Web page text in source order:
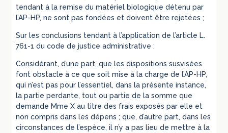
tendant à la remise du matériel biologique détenu par
l’AP-HP, ne sont pas fondées et doivent être rejetées ;
Sur les conclusions tendant à l’application de l’article L.
761-1 du code de justice administrative :
Considérant, d’une part, que les dispositions susvisées
font obstacle à ce que soit mise à la charge de l’AP-HP,
qui n’est pas pour l’essentiel, dans la présente instance,
la partie perdante, tout ou partie de la somme que
demande Mme X au titre des frais exposés par elle et
non compris dans les dépens ; que, d’autre part, dans les
circonstances de l’espèce, il n’y a pas lieu de mettre à la